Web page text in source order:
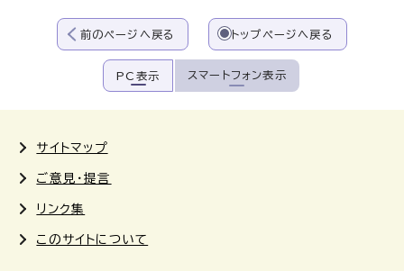
前のページへ戻る トップページへ戻る
PC表示 スマートフォン表示
サイトマップ
ご意見・提言
リンク集
このサイトについて